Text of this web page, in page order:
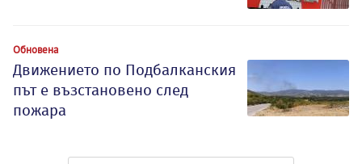
Обновена
Движението по Подбалканския
път е възстановено след
пожара